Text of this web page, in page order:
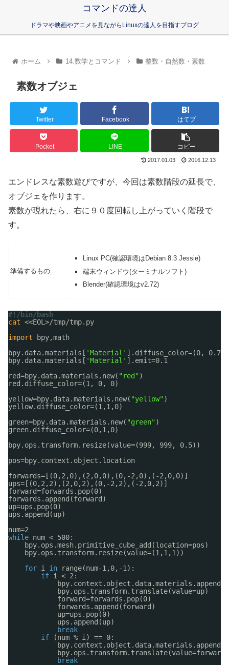
コマンドの達人
ドラマや映画やアニメを見ながらLinuxの達人を目指すブログ
ホーム 14.数学とコマンド 整数・自然数・素数
素数オブジェ
Twitter Facebook はてブ
Pocket LINE コピー
2017.01.03 2016.12.13
エンドレスな素数遊びですが、今回は素数階段の延長で、
オブジェを作ります。
素数が現れたら、右に９０度回転し上がっていく階段で
す。
準備するもの
Linux PC(確認環境はDebian 8.3 Jessie)
端末ウィンドウ(ターミナルソフト)
Blender(確認環境はv2.72)
#!/bin/bash
cat <<EOL>/tmp/tmp.py
import
bpy,math
bpy.data.materials[ 'Material' ].diffuse_color=(0, 0.7,
bpy.data.materials[ 'Material' ].emit=0.1
red=bpy.data.materials.new( "red")
red.diffuse_color=(1, 0, 0)
yellow=bpy.data.materials.new( "yellow")
yellow.diffuse_color=(1,1,0)
green=bpy.data.materials.new( "green")
green.diffuse_color=(0,1,0)
bpy.ops.transform.resize(value=(999, 999, 0.5))
pos=bpy.context.object.location
forwards=[(0,2,0),(2,0,0),(0,-2,0),(-2,0,0)]
ups=[(0,2,2),(2,0,2),(0,-2,2),(-2,0,2)]
forward=forwards.pop(0)
forwards.append(forward)
up=ups.pop(0)
ups.append(up)
num=2
while num < 500:
bpy.ops.mesh.primitive_cube_add(location=pos)
bpy.ops.transform.resize(value=(1,1,1))
for i in
range(num-1,0,-1):
if i < 2:
bpy.ops.transform.translate(value=up)
forward=forwards.pop(0)
forwards.append(forward)
up=ups.pop(0)
ups.append(up)
break
if
(num % i) == 0:
bpy.ops.transform.translate(value=forward)
break